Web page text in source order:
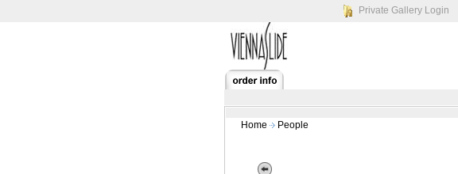
Private Gallery Login
Home People